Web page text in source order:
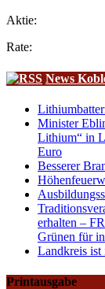
Aktie:
Rate:
News
Minister
Lithium“ in
Euro
Besserer
erhalten –
Grünen für
Landkreis
Printausgabe